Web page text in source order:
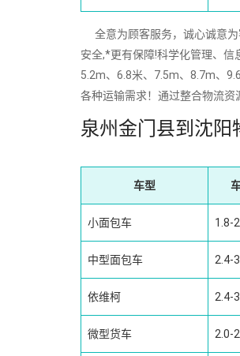
全意为顾客服务，诚心诚意为
安全,*更有保障!科学化管理、信
5.2m、6.8米、7.5m、8.7m、
各种运输需求！通过整合物流资
泉州金门县到沈阳
车型
小面包车 1.8-
中型面包车 2.4-
依维柯 2.4-
微型货车 2.0-